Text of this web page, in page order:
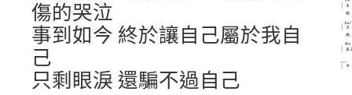
傷的哭泣
事到如今 終於讓自己屬於我自
己
只剩眼淚 還騙不過自己